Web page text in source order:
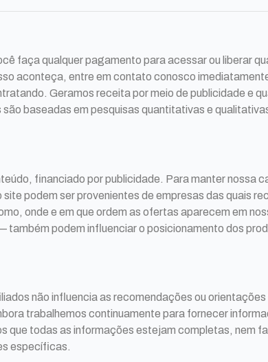
faça qualquer pagamento para acessar ou liberar
aconteça, entre em contato conosco
Geramos receita por meio de publicidade e
baseadas em pesquisas quantitativas e
financiado por publicidade. Para manter nossa
podem ser provenientes de empresas das quais
onde e em que ordem as ofertas aparecem em
podem influenciar o posicionamento dos
não influencia as recomendações ou
trabalhemos continuamente para fornecer
que todas as informações estejam completas, nem
específicas.